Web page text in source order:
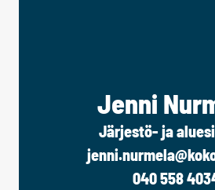
Jenni
Järjestö- ja
040 558